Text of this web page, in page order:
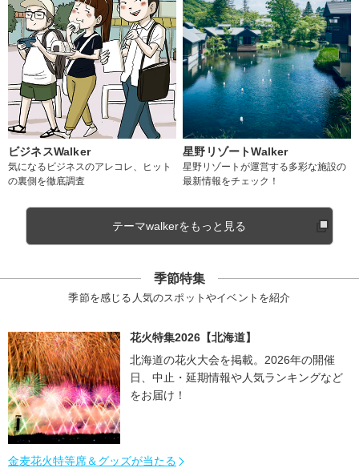
ビジネスWalker
気になるビジネスのアレコレ、ヒット
の裏側を徹底調査
星野リゾートWalker
星野リゾートが運営する多彩な施設の
最新情報をチェック！
テーマwalkerをもっと見る
季節特集
季節を感じる人気のスポットやイベントを紹介
花火特集2026【北海道】
北海道の花火大会を掲載。2026年の開催
日、中止・延期情報や人気ランキングなど
をお届け！
金麦花火特等席＆グッズが当たる